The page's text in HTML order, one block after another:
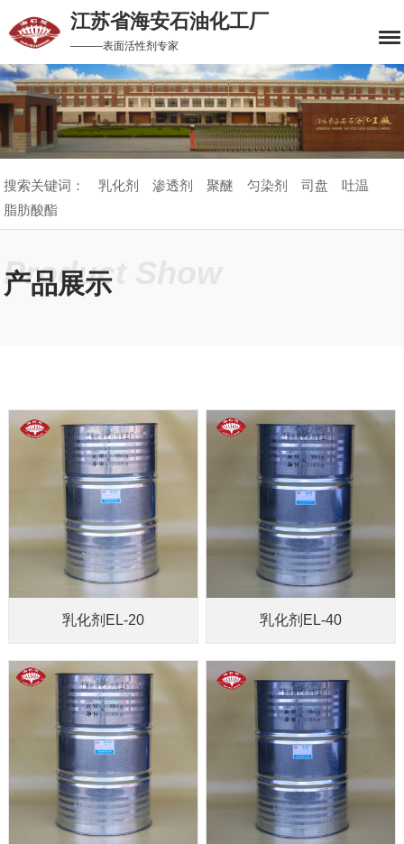
江苏省海安石油化工厂
———表面活性剂专家
搜索关键词： 乳化剂 渗透剂 聚醚 匀染剂 司盘
吐温
脂肪酸酯
Product Show
产品展示
乳化剂EL-20 乳化剂EL-40